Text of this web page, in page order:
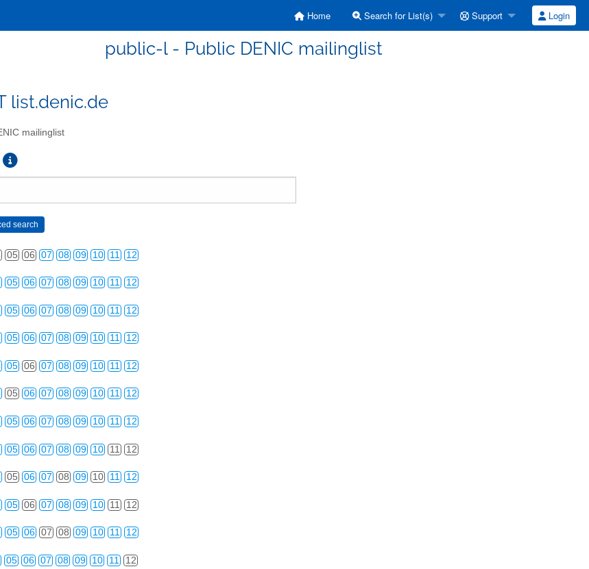
Home Search for List(s) Support Login
public-l - Public DENIC mailinglist
list.denic.de
mailinglist
05 06 07 08 09 10 11 12
05 06 07 08 09 10 11 12
05 06 07 08 09 10 11 12
05 06 07 08 09 10 11 12
05 06 07 08 09 10 11 12
05 06 07 08 09 10 11 12
05 06 07 08 09 10 11 12
05 06 07 08 09 10 11 12
05 06 07 08 09 10 11 12
05 06 07 08 09 10 11 12
05 06 07 08 09 10 11 12
05 06 07 08 09 10 11 12